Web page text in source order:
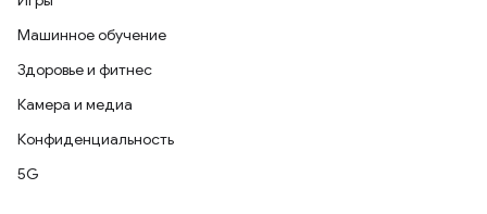
Машинное обучение
Здоровье и фитнес
Камера и медиа
Конфиденциальность
5G